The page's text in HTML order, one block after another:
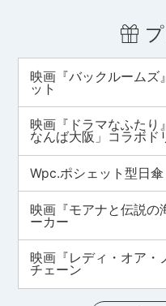
映画『バックルームズ
ット
映画『ドラマなふた
なんば大阪」コラボド
Wpc.ポシェット型日
映画『モアナと伝説の
ーカー
映画『レディ・オア・
チェーン